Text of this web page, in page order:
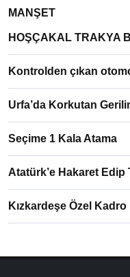
MANŞET
HOŞÇAKAL TRAKYA
Kontrolden çıkan
Urfa’da Korkutan
Seçime 1 Kala Atama
Atatürk’e Hakaret Edip
Kızkardeşe Özel Kadro